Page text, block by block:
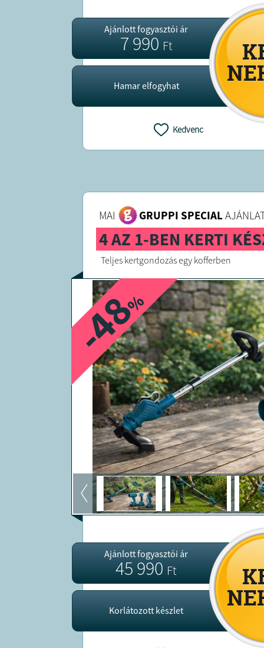
Ajánlott fogyasztói ár
7 990Ft
Hamar elfogyhat
Kedvenc
MAI GRUPPI SPECIAL
4 AZ 1-BEN KERTI
Teljes kertgondozás egy kofferben
-48
%
Ajánlott fogyasztói ár
45 990Ft
Korlátozott készlet